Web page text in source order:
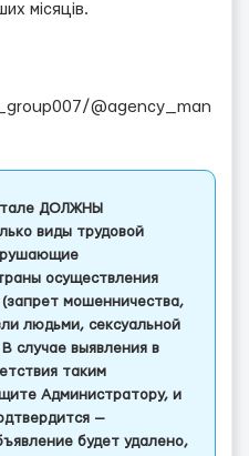
місяців.
@agency_man
ДОЛЖНЫ
виды трудовой
осуществления
мошенничества,
людьми, сексуальной
случае выявления в
таким
Администратору, и
—
будет удалено,